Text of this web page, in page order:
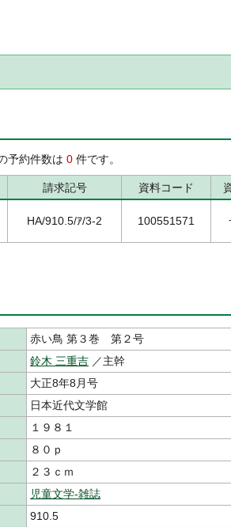
予約件数は 0 件です。
請求記号 資料コード
HA/910.5/ｱ/3-2 100551571
赤い鳥 第３巻 第２号
鈴木 三重吉 ／主幹
大正8年8月号
日本近代文学館
１９８１
８０ｐ
２３ｃｍ
児童文学-雑誌
910.5